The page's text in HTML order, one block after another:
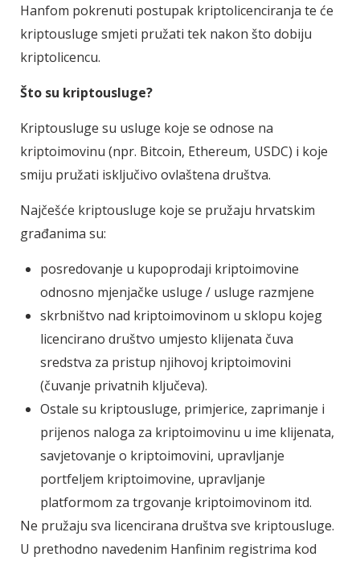
Hanfom pokrenuti postupak kriptolicenciranja te će
kriptousluge smjeti pružati tek nakon što dobiju
kriptolicencu.
Što su kriptousluge?
Kriptousluge su usluge koje se odnose na
kriptoimovinu (npr. Bitcoin, Ethereum, USDC) i koje
smiju pružati isključivo ovlaštena društva.
Najčešće kriptousluge koje se pružaju hrvatskim
građanima su:
posredovanje u kupoprodaji kriptoimovine
odnosno mjenjačke usluge / usluge razmjene
skrbništvo nad kriptoimovinom u sklopu kojeg
licencirano društvo umjesto klijenata čuva
sredstva za pristup njihovoj kriptoimovini
(čuvanje privatnih ključeva).
Ostale su kriptousluge, primjerice, zaprimanje i
prijenos naloga za kriptoimovinu u ime klijenata,
savjetovanje o kriptoimovini, upravljanje
portfeljem kriptoimovine, upravljanje
platformom za trgovanje kriptoimovinom itd.
Ne pružaju sva licencirana društva sve kriptousluge.
U prethodno navedenim Hanfinim registrima kod